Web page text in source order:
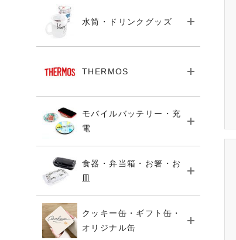
水筒・ドリンクグッズ
THERMOS
モバイルバッテリー・充
電
食器・弁当箱・お箸・お
皿
クッキー缶・ギフト缶・
オリジナル缶